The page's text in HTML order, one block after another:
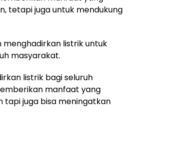
tetapi juga untuk mendukung
menghadirkan listrik untuk
masyarakat.
listrik bagi seluruh
manfaat yang
tapi juga bisa meningatkan